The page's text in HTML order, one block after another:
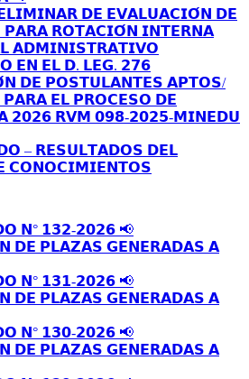
𝗗𝗘 𝗘𝗩𝗔𝗟𝗨𝗔𝗖𝗜𝗢́𝗡 𝗗𝗘
𝗣𝗔𝗥𝗔 𝗥𝗢𝗧𝗔𝗖𝗜𝗢́𝗡 𝗜𝗡𝗧𝗘𝗥𝗡𝗔
𝗔𝗗𝗠𝗜𝗡𝗜𝗦𝗧𝗥𝗔𝗧𝗜𝗩𝗢
𝗘𝗡 𝗘𝗟 𝗗. 𝗟𝗘𝗚. 𝟮𝟳𝟲
𝗗𝗘 𝗣𝗢𝗦𝗧𝗨𝗟𝗔𝗡𝗧𝗘𝗦 𝗔𝗣𝗧𝗢𝗦/
𝗘𝗟 𝗣𝗥𝗢𝗖𝗘𝗦𝗢 𝗗𝗘
𝟮𝟬𝟮𝟲 𝗥𝗩𝗠 𝟬𝟵𝟴-𝟮𝟬𝟮𝟱-𝗠𝗜𝗡𝗘𝗗𝗨
– 𝗥𝗘𝗦𝗨𝗟𝗧𝗔𝗗𝗢𝗦 𝗗𝗘𝗟
𝗖𝗢𝗡𝗢𝗖𝗜𝗠𝗜𝗘𝗡𝗧𝗢𝗦
𝗡° 𝟭𝟯𝟮-𝟮𝟬𝟮𝟲 📢
𝗗𝗘 𝗣𝗟𝗔𝗭𝗔𝗦 𝗚𝗘𝗡𝗘𝗥𝗔𝗗𝗔𝗦 𝗔
𝗡° 𝟭𝟯𝟭-𝟮𝟬𝟮𝟲 📢
𝗗𝗘 𝗣𝗟𝗔𝗭𝗔𝗦 𝗚𝗘𝗡𝗘𝗥𝗔𝗗𝗔𝗦 𝗔
𝗡° 𝟭𝟯𝟬-𝟮𝟬𝟮𝟲 📢
𝗗𝗘 𝗣𝗟𝗔𝗭𝗔𝗦 𝗚𝗘𝗡𝗘𝗥𝗔𝗗𝗔𝗦 𝗔